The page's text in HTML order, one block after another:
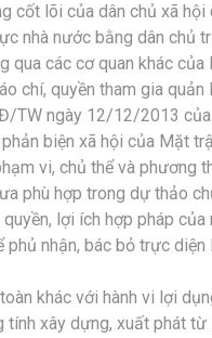
cốt lõi của dân chủ xã
nhà nước bằng dân
qua các cơ quan khác
chí, quyền tham gia
TW ngày 12/12/2013 của
biện xã hội của Mặt
vi, chủ thể và phương
phù hợp trong dự thảo
lợi ích hợp pháp
nhận, bác bỏ trực
khác với hành vi lợi
tính xây dựng, xuất phát